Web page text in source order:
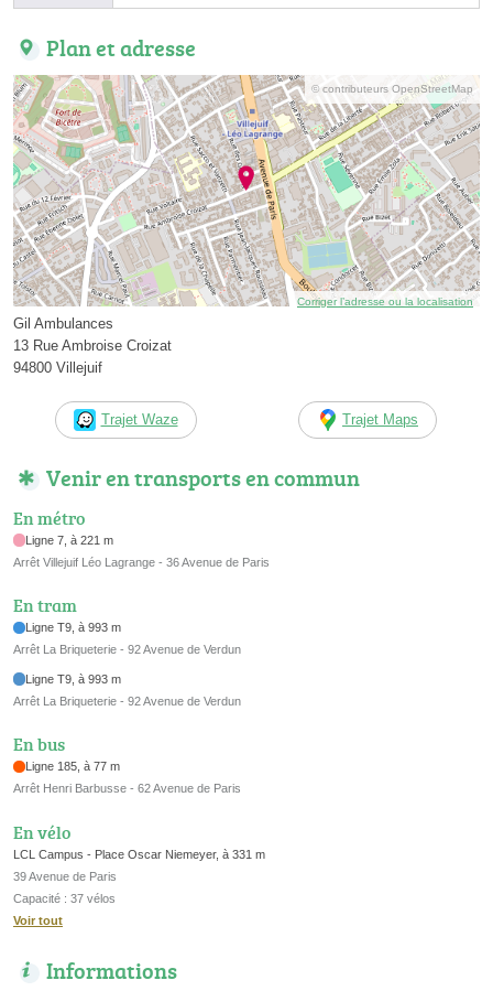
Plan et adresse
© contributeurs OpenStreetMap
Corriger l’adresse ou la localisation
Gil Ambulances
13 Rue Ambroise Croizat
94800 Villejuif
Trajet Waze Trajet Maps
Venir en transports en commun
En métro
Ligne 7, à 221 m
Arrêt Villejuif Léo Lagrange - 36 Avenue de Paris
En tram
Ligne T9, à 993 m
Arrêt La Briqueterie - 92 Avenue de Verdun
Ligne T9, à 993 m
Arrêt La Briqueterie - 92 Avenue de Verdun
En bus
Ligne 185, à 77 m
Arrêt Henri Barbusse - 62 Avenue de Paris
En vélo
LCL Campus - Place Oscar Niemeyer, à 331 m
39 Avenue de Paris
Capacité : 37 vélos
Voir tout
Informations